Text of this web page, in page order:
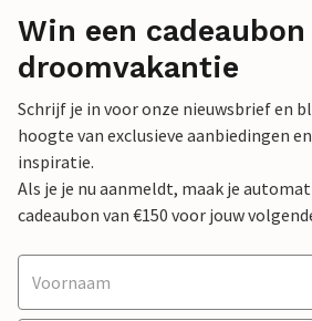
Win een
droomvakantie
Schrijf je in voor onze nieuwsbrief en
hoogte van exclusieve aanbiedingen
inspiratie.
Als je je nu aanmeldt, maak je
cadeaubon van €150 voor jouw